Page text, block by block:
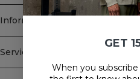
Information
Service client
GET
When you